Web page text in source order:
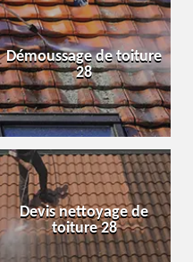
Démoussage de toiture
28
Devis nettoyage de
toiture 28